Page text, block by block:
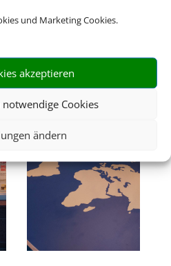
und Marketing Cookies.
akzeptieren
Cookies
ändern